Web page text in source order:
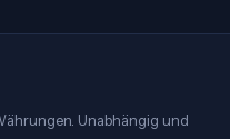
Unabhängig und